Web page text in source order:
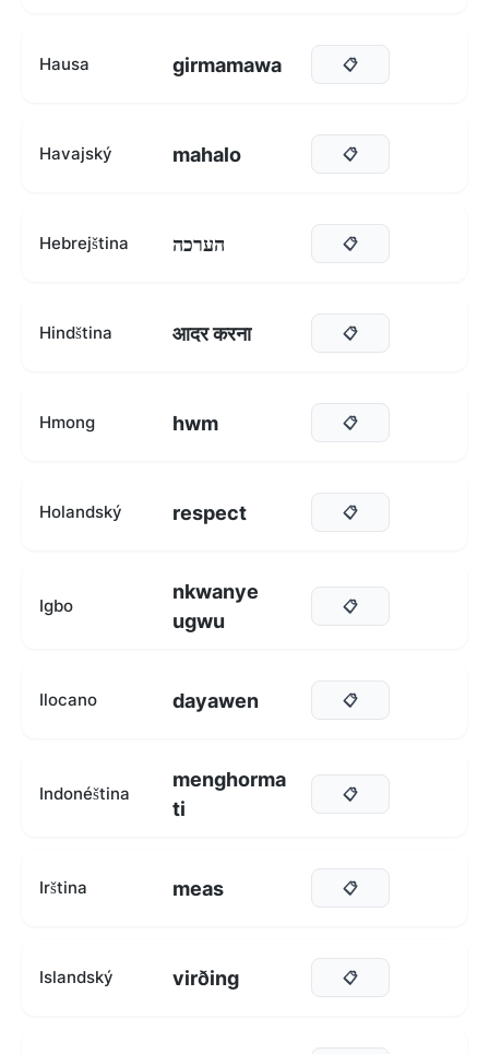
Hausa girmamawa 📋
Havajský mahalo 📋
Hebrejština הערכה 📋
Hindština आदर करना 📋
Hmong hwm 📋
Holandský respect 📋
Igbo
nkwanye
ugwu
📋
Ilocano dayawen 📋
Indonéština
menghorma
ti
📋
Irština meas 📋
Islandský virðing 📋